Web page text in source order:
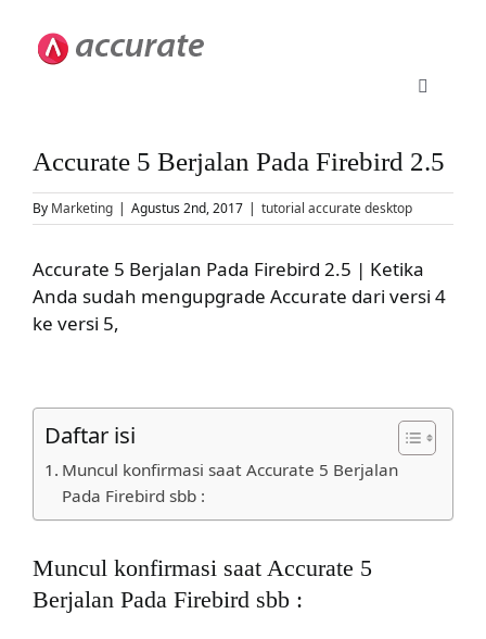
content
Toggle
Fitur
Download
Upgrade
Accurate 5 Berjalan Pada Firebird 2.5
By Marketing | Agustus 2nd, 2017 | tutorial accurate desktop
Accurate 5 Berjalan Pada Firebird 2.5 | Ketika
Anda sudah mengupgrade Accurate dari versi 4
ke versi 5,
Daftar isi
Muncul konfirmasi saat Accurate 5 Berjalan
Pada Firebird sbb :
Muncul konfirmasi saat Accurate 5
Berjalan Pada Firebird sbb :